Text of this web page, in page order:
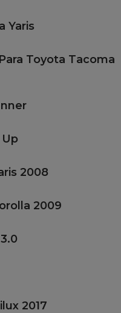
Yaris
Toyota Tacoma
2008
2009
2017